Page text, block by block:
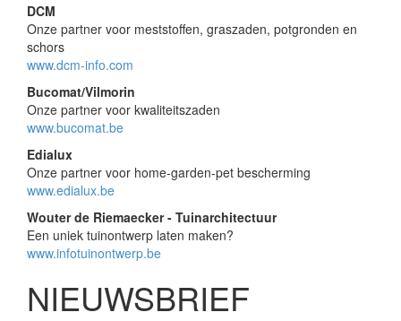
DCM
Onze partner voor meststoffen, graszaden, potgronden en
schors
www.dcm-info.com
Bucomat/Vilmorin
Onze partner voor kwaliteitszaden
www.bucomat.be
Edialux
Onze partner voor home-garden-pet bescherming
www.edialux.be
Wouter de Riemaecker - Tuinarchitectuur
Een uniek tuinontwerp laten maken?
www.infotuinontwerp.be
NIEUWSBRIEF